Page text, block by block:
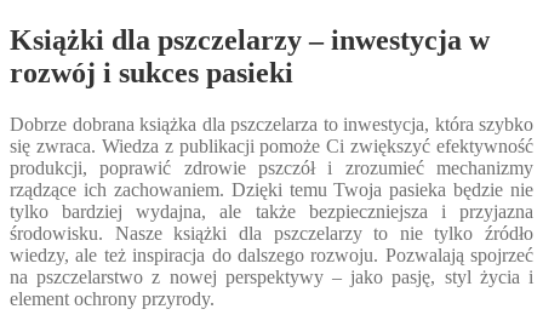
Książki dla pszczelarzy – inwestycja w
rozwój i sukces pasieki
Dobrze dobrana książka dla pszczelarza to inwestycja, która szybko
się zwraca. Wiedza z publikacji pomoże Ci zwiększyć efektywność
produkcji, poprawić zdrowie pszczół i zrozumieć mechanizmy
rządzące ich zachowaniem. Dzięki temu Twoja pasieka będzie nie
tylko bardziej wydajna, ale także bezpieczniejsza i przyjazna
środowisku. Nasze książki dla pszczelarzy to nie tylko źródło
wiedzy, ale też inspiracja do dalszego rozwoju. Pozwalają spojrzeć
na pszczelarstwo z nowej perspektywy – jako pasję, styl życia i
element ochrony przyrody.